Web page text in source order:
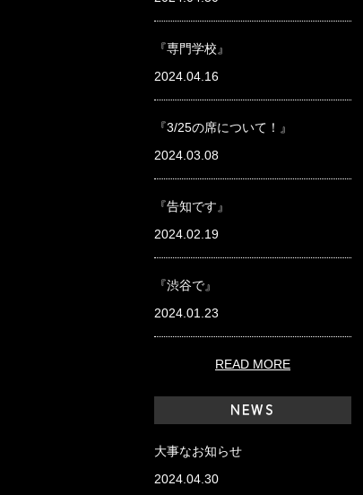
『専門学校』
2024.04.16
『3/25の席について！』
2024.03.08
『告知です』
2024.02.19
『渋谷で』
2024.01.23
READ MORE
NEWS
大事なお知らせ
2024.04.30